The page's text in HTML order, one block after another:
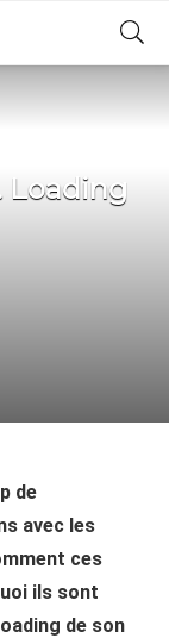
Loading
de
avec les
ces
ils sont
de son